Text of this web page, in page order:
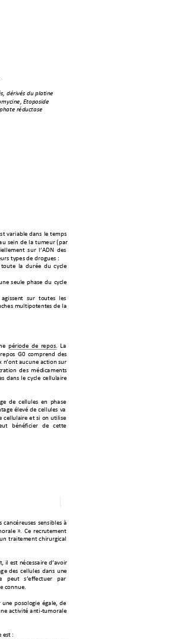
érivés"du"platine"
ycine,"Etoposide
9/#0/@&'+,/)-+ &'+ *'(4-+
-'0)+ ,'+ &/+ *2('2#+N4/#+
')*+ -2#+ &<A!P + ,'-+
+*?4'-+,'+,#3%2'- +Q
*32*'+ &/+ ,2#"'+ ,2+ .?.&'+
-'2&'+ 46/-' ,2+ .?.&'+
+/%0--')* +-2#+*32*'- +&'-
+(2&*043*')*'-+,'+ &/+
' 4"#03,'+ ,'+ #'43-7+ 8/+
'43-+ SV+ .3(4#'),+ ,'-+
2.2)'+/.*03)+-2#+
*03)+ ,'-+ (",0./(')*-+
+ ,/)-+ &'+ .?.&'+ .'&&2&/0#'+
,'+ .'&&2&'-+ ')+ 46/-'+
%'+ "&'9"+ ,'+.'&&2&'-+ 9/+
+.'&&2 &/0#' +'*+-0+3)+2*0&0-'
@")"50.0'#+ ,'+ .'**'+
+./)."#'2-'-+ -')-0@&'-+ ;+
3#/&'+ Y7+ W'+ #'.#2*'(')*+
2)+ *#/0*'(')*+.60#2#%0./&+
*+)".'--/0#'+,</930#+
,'-+ .'&&2&'-+ ,/)-+ 2)'+
+ 4'2*+ -<'55'.*2'#+ 4/#+
)2'7
2)'+ 43-3&3%0'+ "%/&'M+ ,'+
)'+ /.*090*"+ /)*0K*2(3#/&'+
*+Q+